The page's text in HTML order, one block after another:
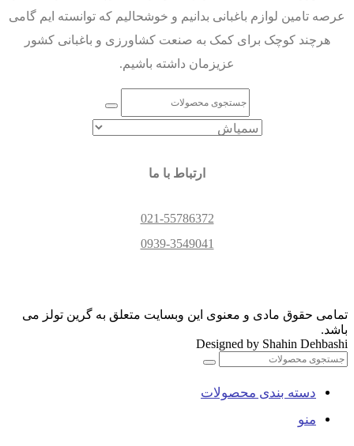
عرصه تامین لوازم باغبانی بدانیم و خوشحالیم که توانسته ایم گامی
هرچند کوچک برای کمک به صنعت کشاورزی و باغبانی کشور
عزیزمان داشته باشیم.
ارتباط با ما
021-55786372
0939-3549041
تمامی حقوق مادی و معنوی این وبسایت متعلق به گرین تولز می
باشد.
Designed by Shahin Dehbashi
دسته بندی محصولات
منو